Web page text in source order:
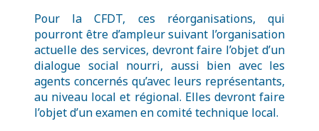
Pour la CFDT, ces réorganisations, qui
pourront être d’ampleur suivant l’organisation
actuelle des services, devront faire l’objet d’un
dialogue social nourri, aussi bien avec les
agents concernés qu’avec leurs représentants,
au niveau local et régional. Elles devront faire
l’objet d’un examen en comité technique local.